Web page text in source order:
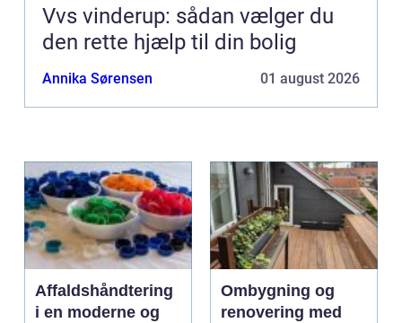
Vvs vinderup: sådan vælger du
den rette hjælp til din bolig
Annika Sørensen 01 august 2026
Affaldshåndtering
i en moderne og
Ombygning og
renovering med